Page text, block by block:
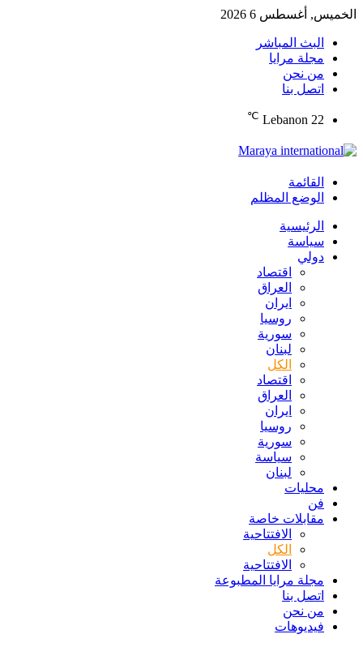
الخميس, أغسطس 6 2026
البث المباشر
مجلة مرايا
من نحن
اتصل بنا
Lebanon 22
℃
القائمة
الوضع المظلم
الرئيسية
سياسة
دولي
اقتصاد
العراق
ايران
روسيا
سورية
لبنان
الكل
اقتصاد
العراق
ايران
روسيا
سورية
سياسة
لبنان
محليات
فن
مقابلات خاصة
الافتتاحیة
الكل
الافتتاحیة
مجلة مرايا المطبوعة
اتصل بنا
من نحن
فيديوهات